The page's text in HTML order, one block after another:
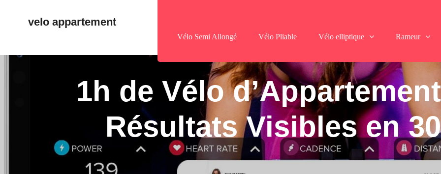
velo appartement
Vélo Semi Allongé Vélo Pliable Vélo elliptique Rameur
1h de Vélo
Résultats Visibles en